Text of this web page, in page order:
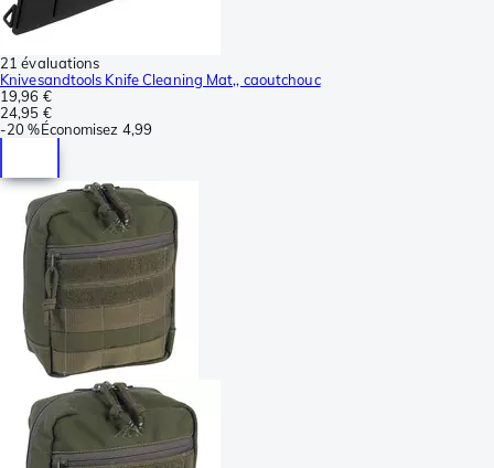
21 évaluations
Knivesandtools Knife Cleaning Mat,, caoutchouc
19,96 €
24,95 €
-20 %Économisez 4,99